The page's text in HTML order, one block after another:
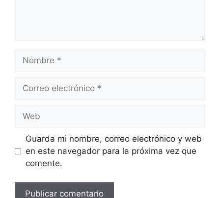
Nombre
Correo
Web
Guarda mi nombre, correo electrónico y web
en este navegador para la próxima vez que
comente.